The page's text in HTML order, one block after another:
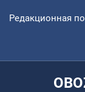
Редакционная